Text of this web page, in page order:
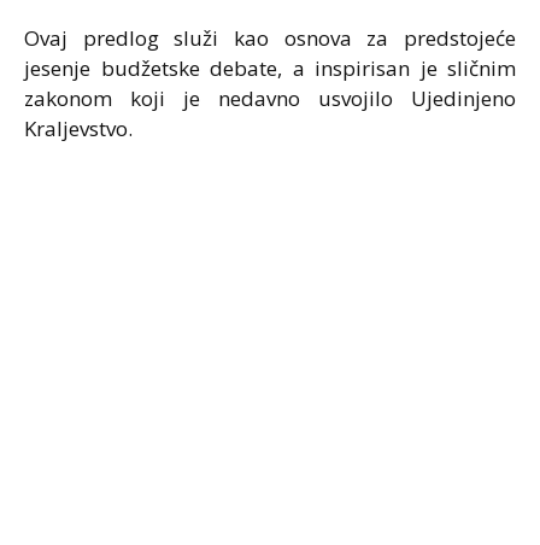
Ovaj predlog služi kao osnova za predstojeće
jesenje budžetske debate, a inspirisan je sličnim
zakonom koji je nedavno usvojilo Ujedinjeno
Kraljevstvo.